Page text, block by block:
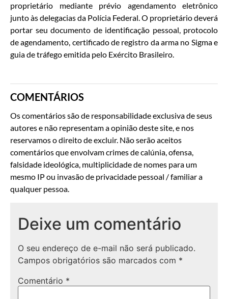
proprietário mediante prévio agendamento eletrônico
junto às delegacias da Polícia Federal. O proprietário deverá
portar seu documento de identificação pessoal, protocolo
de agendamento, certificado de registro da arma no Sigma e
guia de tráfego emitida pelo Exército Brasileiro.
COMENTÁRIOS
Os comentários são de responsabilidade exclusiva de seus
autores e não representam a opinião deste site, e nos
reservamos o direito de excluir. Não serão aceitos
comentários que envolvam crimes de calúnia, ofensa,
falsidade ideológica, multiplicidade de nomes para um
mesmo IP ou invasão de privacidade pessoal / familiar a
qualquer pessoa.
Deixe um comentário
O seu endereço de e-mail não será publicado.
Campos obrigatórios são marcados com *
Comentário *